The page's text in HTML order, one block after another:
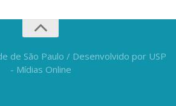
de São Paulo / Desenvolvido por USP
- Mídias Online